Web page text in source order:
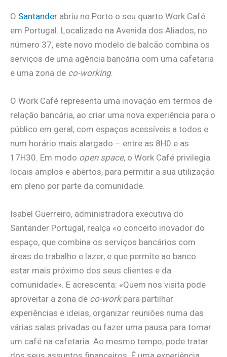
O Santander abriu no Porto o seu quarto Work Café
em Portugal. Localizado na Avenida dos Aliados, no
número 37, este novo modelo de balcão combina os
serviços de uma agência bancária com uma cafetaria
e uma zona de co-working.
O Work Café representa uma inovação em termos de
relação bancária, ao criar uma nova experiência para o
público em geral, com espaços acessíveis a todos e
num horário mais alargado – entre as 8H0 e as
17H30. Em modo open space, o Work Café privilegia
locais amplos e abertos, para permitir a sua utilização
em pleno por parte da comunidade.
Isabel Guerreiro, administradora executiva do
Santander Portugal, realça «o conceito inovador do
espaço, que combina os serviços bancários com
áreas de trabalho e lazer, e que permite ao banco
estar mais próximo dos seus clientes e da
comunidade». E acrescenta: «Quem nos visita pode
aproveitar a zona de co-workpara partilhar
experiências e ideias, organizar reuniões numa das
várias salas privadas ou fazer uma pausa para tomar
um café na cafetaria. Ao mesmo tempo, pode tratar